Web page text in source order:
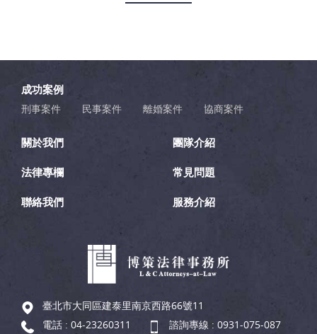
成功案例
刑事案件 民事案件 離婚案件 協商案件
關於我們 團隊介紹
法律專欄 常見問題
聯絡我們 服務介紹
臺北市大同區建泰里南京西路66號11
電話 : 04-23260311 諮詢專線 : 0931-075-087